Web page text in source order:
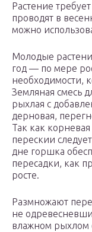
Растение
проводят в
можно
Молодые
год — по мере
необходимости,
Земляная смесь
рыхлая с
дерновая,
Так как
перескии
дне горшка
пересадки, как
росте.
Размножают
не
влажном рыхлом